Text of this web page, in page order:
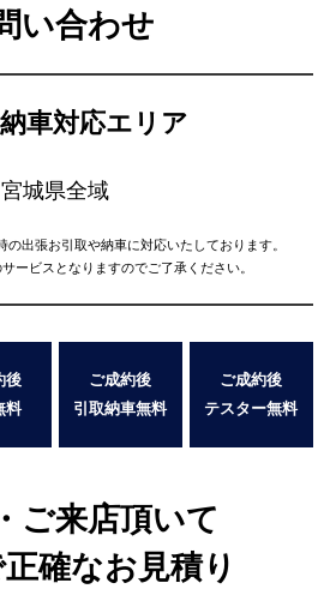
い合わせ
車対応エリア
宮城県全域
の出張お引取や納車に対応いたしております。
ービスとなりますのでご了承ください。
後
料
ご成約後
引取納車無料
ご成約後
テスター無料
ご来店頂いて
確なお見積り